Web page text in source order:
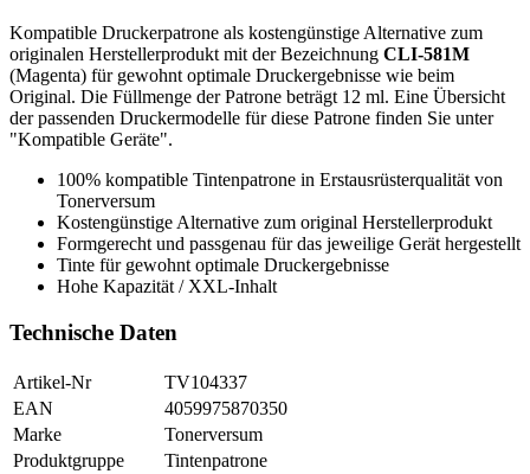
Kompatible Druckerpatrone als kostengünstige Alternative zum
originalen Herstellerprodukt mit der Bezeichnung CLI-581M
(Magenta) für gewohnt optimale Druckergebnisse wie beim
Original. Die Füllmenge der Patrone beträgt 12 ml. Eine Übersicht
der passenden Druckermodelle für diese Patrone finden Sie unter
"Kompatible Geräte".
100% kompatible Tintenpatrone in Erstausrüsterqualität von
Tonerversum
Kostengünstige Alternative zum original Herstellerprodukt
Formgerecht und passgenau für das jeweilige Gerät hergestellt
Tinte für gewohnt optimale Druckergebnisse
Hohe Kapazität / XXL-Inhalt
Technische Daten
Artikel-Nr
TV104337
EAN
4059975870350
Marke
Tonerversum
Produktgruppe
Tintenpatrone